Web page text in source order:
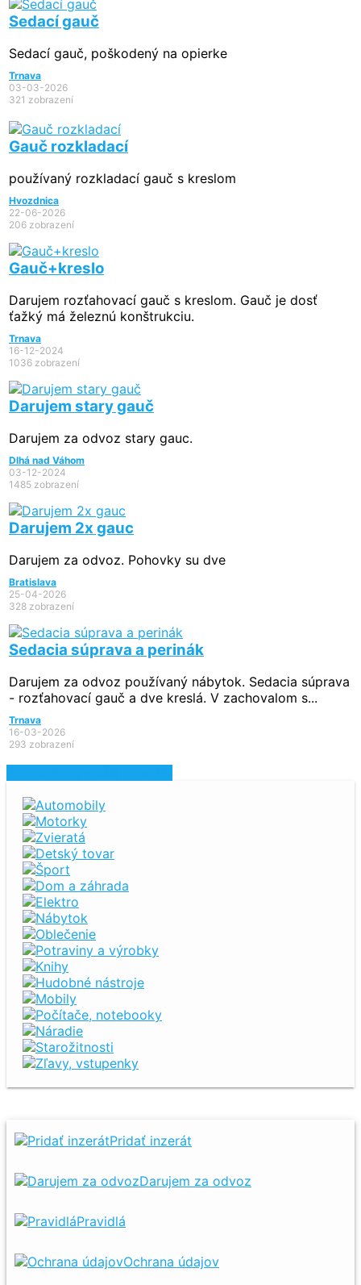
Sedací gauč
Sedací gauč, poškodený na opierke
Trnava
03-03-2026
321 zobrazení
Gauč rozkladací
používaný rozkladací gauč s kreslom
Hvozdnica
22-06-2026
206 zobrazení
Gauč+kreslo
Darujem rozťahovací gauč s kreslom. Gauč je dosť
ťažký má železnú konštrukciu.
Trnava
16-12-2024
1036 zobrazení
Darujem stary gauč
Darujem za odvoz stary gauc.
Dlhá nad Váhom
03-12-2024
1485 zobrazení
Darujem 2x gauc
Darujem za odvoz. Pohovky su dve
Bratislava
25-04-2026
328 zobrazení
Sedacia súprava a perinák
Darujem za odvoz používaný nábytok. Sedacia súprava
- rozťahovací gauč a dve kreslá. V zachovalom s...
Trnava
16-03-2026
293 zobrazení
Automobily
Motorky
Zvieratá
Detský tovar
Šport
Dom a záhrada
Elektro
Nábytok
Oblečenie
Potraviny a výrobky
Knihy
Hudobné nástroje
Mobily
Počítače, notebooky
Náradie
Starožitnosti
Zľavy, vstupenky
Pridať inzerát
Darujem za odvoz
Pravidlá
Ochrana údajov